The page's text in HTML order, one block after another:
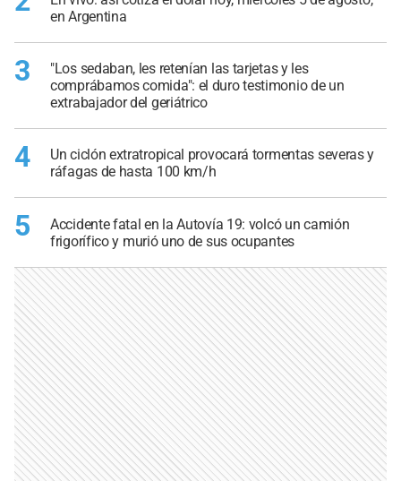
en Argentina
3
"Los sedaban, les retenían las tarjetas y les
comprábamos comida": el duro testimonio de un
extrabajador del geriátrico
4
Un ciclón extratropical provocará tormentas severas y
ráfagas de hasta 100 km/h
5
Accidente fatal en la Autovía 19: volcó un camión
frigorífico y murió uno de sus ocupantes